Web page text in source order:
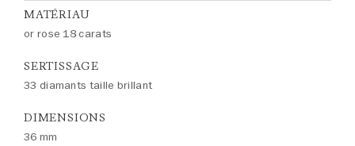
MATÉRIAU
or rose 18 carats
SERTISSAGE
33 diamants taille brillant
DIMENSIONS
36 mm